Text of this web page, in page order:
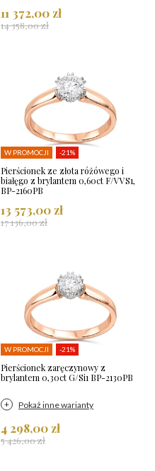
11 372,00 zł
14 358,00 zł
W PROMOCJI -21%
Pierścionek ze złota różówego i
białęgo z brylantem 0,60ct F/VVS1,
BP-2160PB
13 573,00 zł
17 136,00 zł
W PROMOCJI -21%
Pierścionek zaręczynowy z
brylantem 0,30ct G/Si1 BP-2130PB
Pokaż inne warianty
4 298,00 zł
5 426,00 zł